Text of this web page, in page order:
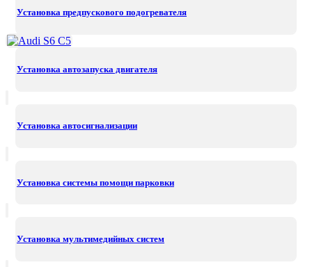
Установка предпускового подогревателя
Установка автозапуска двигателя
Установка автосигнализации
Установка системы помощи парковки
Установка мультимедийных систем